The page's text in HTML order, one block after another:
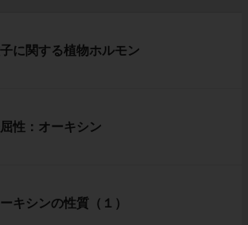
に関する植物ホルモン
性：オーキシン
キシンの性質（１）